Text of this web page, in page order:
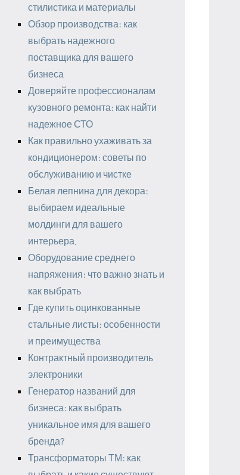
стилистика и материалы
Обзор производства: как
выбрать надежного
поставщика для вашего
бизнеса
Доверяйте профессионалам
кузовного ремонта: как найти
надежное СТО
Как правильно ухаживать за
кондиционером: советы по
обслуживанию и чистке
Белая лепнина для декора:
выбираем идеальные
молдинги для вашего
интерьера.
Оборудование среднего
напряжения: что важно знать и
как выбрать
Где купить оцинкованные
стальные листы: особенности
и преимущества
Контрактный производитель
электроники
Генератор названий для
бизнеса: как выбрать
уникальное имя для вашего
бренда?
Трансформаторы ТМ: как